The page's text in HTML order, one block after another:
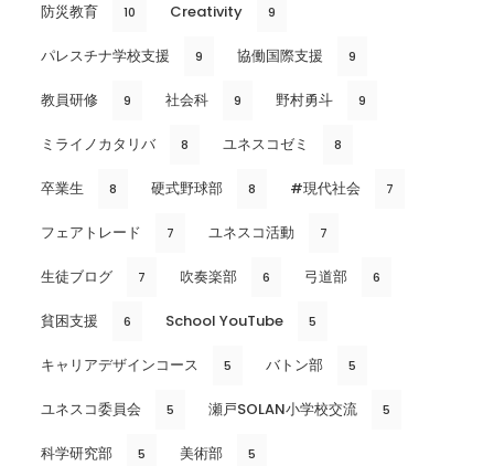
防災教育 10 Creativity 9
パレスチナ学校支援 9 協働国際支援 9
教員研修 9 社会科 9 野村勇斗 9
ミライノカタリバ 8 ユネスコゼミ 8
卒業生 8 硬式野球部 8 #現代社会 7
フェアトレード 7 ユネスコ活動 7
生徒ブログ 7 吹奏楽部 6 弓道部 6
貧困支援 6 School YouTube 5
キャリアデザインコース 5 バトン部 5
ユネスコ委員会 5 瀬戸SOLAN小学校交流 5
科学研究部 5 美術部 5